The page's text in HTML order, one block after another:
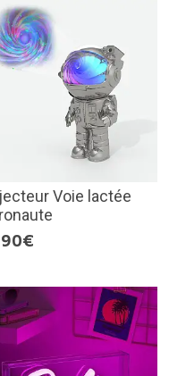
Voie lactée